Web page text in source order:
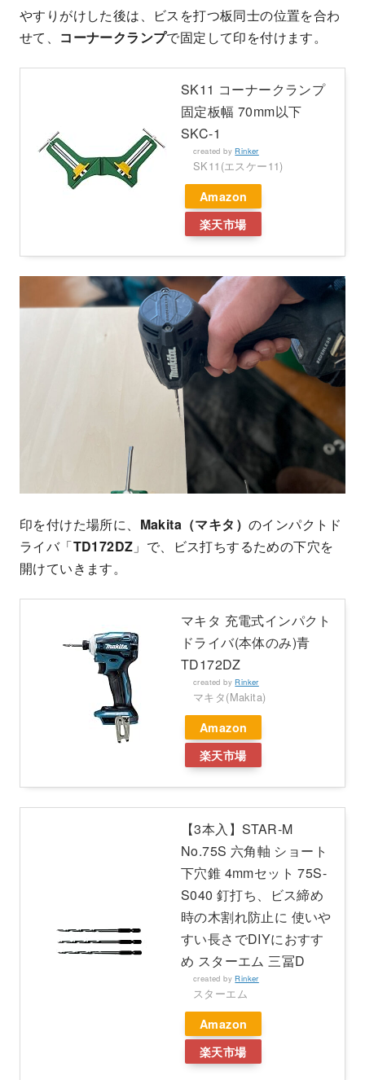
やすりがけした後は、ビスを打つ板同士の位置を合わ
せて、 コーナークランプで固定して印を付けます。
SK11 コーナークランプ
固定板幅 70mm以下
SKC-1
created by Rinker
SK11(エスケー11)
Amazon
楽天市場
印を付けた場所に、 Makita（マキタ）のインパクトド
ライバ「TD172DZ 」で、ビス打ちするための下穴を
開けていきます。
マキタ 充電式インパクト
ドライバ(本体のみ)青
TD172DZ
created by Rinker
マキタ(Makita)
Amazon
楽天市場
【3本入】STAR-M
No.75S 六角軸 ショート
下穴錐 4mmセット 75S-
S040 釘打ち、ビス締め
時の木割れ防止に 使いや
すい長さでDIYにおすす
め スターエム 三冨D
created by Rinker
スターエム
Amazon
楽天市場